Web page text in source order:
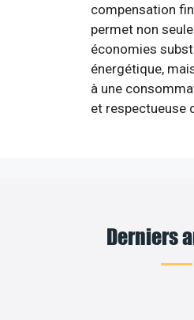
compensation
permet non
économies
énergétique,
à une
et respectueuse
Derniers